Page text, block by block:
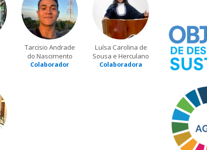
Tarcisio Andrade
do Nascimento
Colaborador
Luísa Carolina de
Sousa e Herculano
Colaboradora